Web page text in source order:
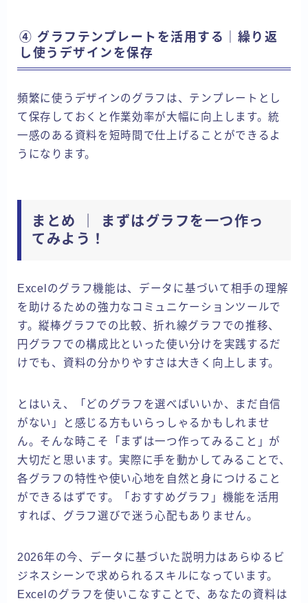
④ グラフテンプレートを活用する｜繰り返
し使うデザインを保存
頻繁に使うデザインのグラフは、テンプレートとし
て保存しておくと作業効率が大幅に向上します。統
一感のある資料を短時間で仕上げることができるよ
うになります。
まとめ ｜ まずはグラフを一つ作っ
てみよう！
Excelのグラフ機能は、データに基づいて相手の理解
を助けるための強力なコミュニケーションツールで
す。縦棒グラフでの比較、折れ線グラフでの推移、
円グラフでの構成比といった使い分けを実践するだ
けでも、資料の分かりやすさは大きく向上します。
とはいえ、「どのグラフを選べばいいか、まだ自信
がない」と感じる方もいらっしゃるかもしれませ
ん。そんな時こそ「まずは一つ作ってみること」が
大切だと思います。実際に手を動かしてみることで、
各グラフの特性や使い心地を自然と身につけること
ができるはずです。「おすすめグラフ」機能を活用
すれば、グラフ選びで迷う心配もありません。
2026年の今、データに基づいた説明力はあらゆるビ
ジネスシーンで求められるスキルになっています。
Excelのグラフを使いこなすことで、あなたの資料は